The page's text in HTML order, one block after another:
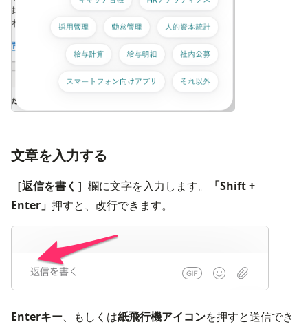
文章を入力する
［返信を書く］ 欄に文字を入力します。
「Shift +
Enter」 押すと、改行できます。
Enterキー、もしくは紙飛行機アイコンを押すと送信でき